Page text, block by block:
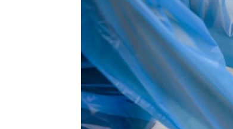
SK하이닉스, 용인·청주 팹에 54조 투자…"AI
여자배구 이재영·이다영 자매, 아제르바이잔 투
외국인 심판 성 접대 7경기 들여다보니…한국
[속보]코스닥, 2.86포인트(0.36%) 내린
[속보]코스피, 6200선 약보합…0.60% 내린
[속보]원·달러 환율, 7.7원 내린 1416.1원 마감
[속보] 노원서 40.1도 관측…서울, 2018년 이후
[속보]종합특검, '계엄 수용공간 확보' 신용해